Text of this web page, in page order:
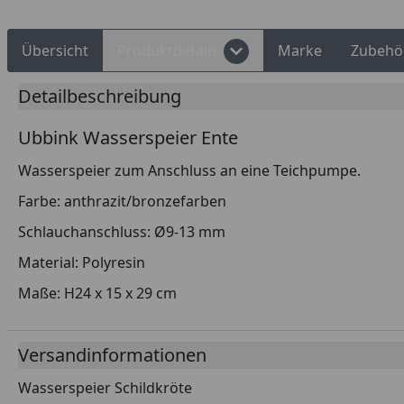
Übersicht Marke
Detailbeschreibung
Ubbink Wasserspeier Ente
Wasserspeier zum Anschluss an eine Teichpumpe.
Farbe: anthrazit/bronzefarben
Schlauchanschluss: Ø9-13 mm
Material: Polyresin
Maße: H24 x 15 x 29 cm
Versandinformationen
Wasserspeier Schildkröte